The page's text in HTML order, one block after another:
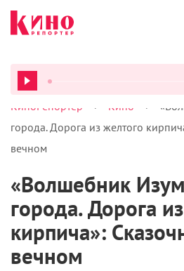
ВСЕ ПОДКАСТЫ
КиноРепортер > Кино >
города. Дорога из желтого
вечном
«Волшебник
города. Дорога
кирпича»:
вечном